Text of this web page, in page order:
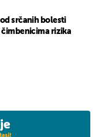
srčanih bolesti
čimbenicima rizika